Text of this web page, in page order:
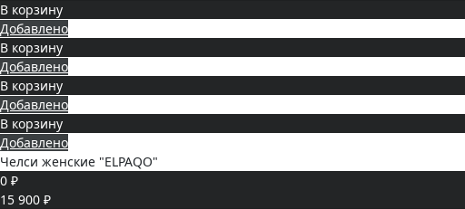
В корзину
Добавлено
В корзину
Добавлено
В корзину
Добавлено
В корзину
Добавлено
Челси женские "ELPAQO"
0 ₽
15 900 ₽